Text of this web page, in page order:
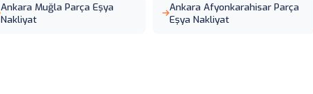
Ankara Muğla Parça Eşya
Nakliyat
Ankara Afyonkarahisar Parça
Eşya Nakliyat